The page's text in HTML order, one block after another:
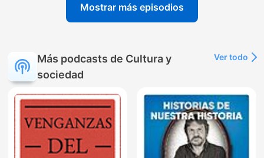
Mostrar más episodios
Más podcasts de Cultura y
sociedad
Ver todo